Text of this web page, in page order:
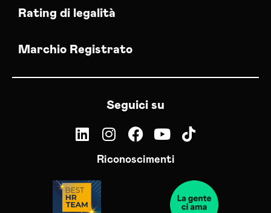
Rating di legalità
Marchio Registrato
Seguici su
Riconoscimenti